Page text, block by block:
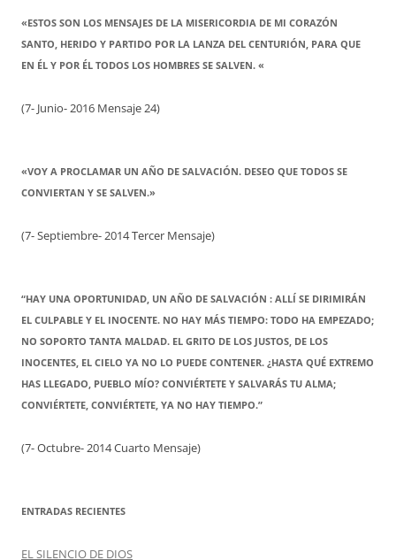
«ESTOS SON LOS MENSAJES DE LA MISERICORDIA DE MI CORAZÓN
SANTO, HERIDO Y PARTIDO POR LA LANZA DEL CENTURIÓN, PARA QUE
EN ÉL Y POR ÉL TODOS LOS HOMBRES SE SALVEN. «
(7- Junio- 2016 Mensaje 24)
«VOY A PROCLAMAR UN AÑO DE SALVACIÓN. DESEO QUE TODOS SE
CONVIERTAN Y SE SALVEN.»
(7- Septiembre- 2014 Tercer Mensaje)
“HAY UNA OPORTUNIDAD, UN AÑO DE SALVACIÓN : ALLÍ SE DIRIMIRÁN
EL CULPABLE Y EL INOCENTE. NO HAY MÁS TIEMPO: TODO HA EMPEZADO;
NO SOPORTO TANTA MALDAD. EL GRITO DE LOS JUSTOS, DE LOS
INOCENTES, EL CIELO YA NO LO PUEDE CONTENER. ¿HASTA QUÉ EXTREMO
HAS LLEGADO, PUEBLO MÍO? CONVIÉRTETE Y SALVARÁS TU ALMA;
CONVIÉRTETE, CONVIÉRTETE, YA NO HAY TIEMPO.”
(7- Octubre- 2014 Cuarto Mensaje)
ENTRADAS RECIENTES
EL SILENCIO DE DIOS